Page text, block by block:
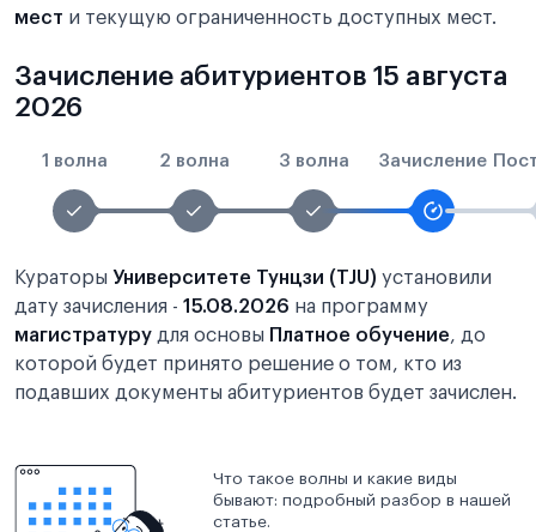
мест и текущую ограниченность доступных мест.
Зачисление абитуриентов 15 августа
2026
1 волна 2 волна 3 волна Зачисление
Кураторы Университете Тунцзи (TJU) установили
дату зачисления - 15.08.2026 на программу
магистратуру для основы Платное обучение, до
которой будет принято решение о том, кто из
подавших документы абитуриентов будет зачислен.
Что такое волны и какие виды
бывают: подробный разбор в нашей
статье.